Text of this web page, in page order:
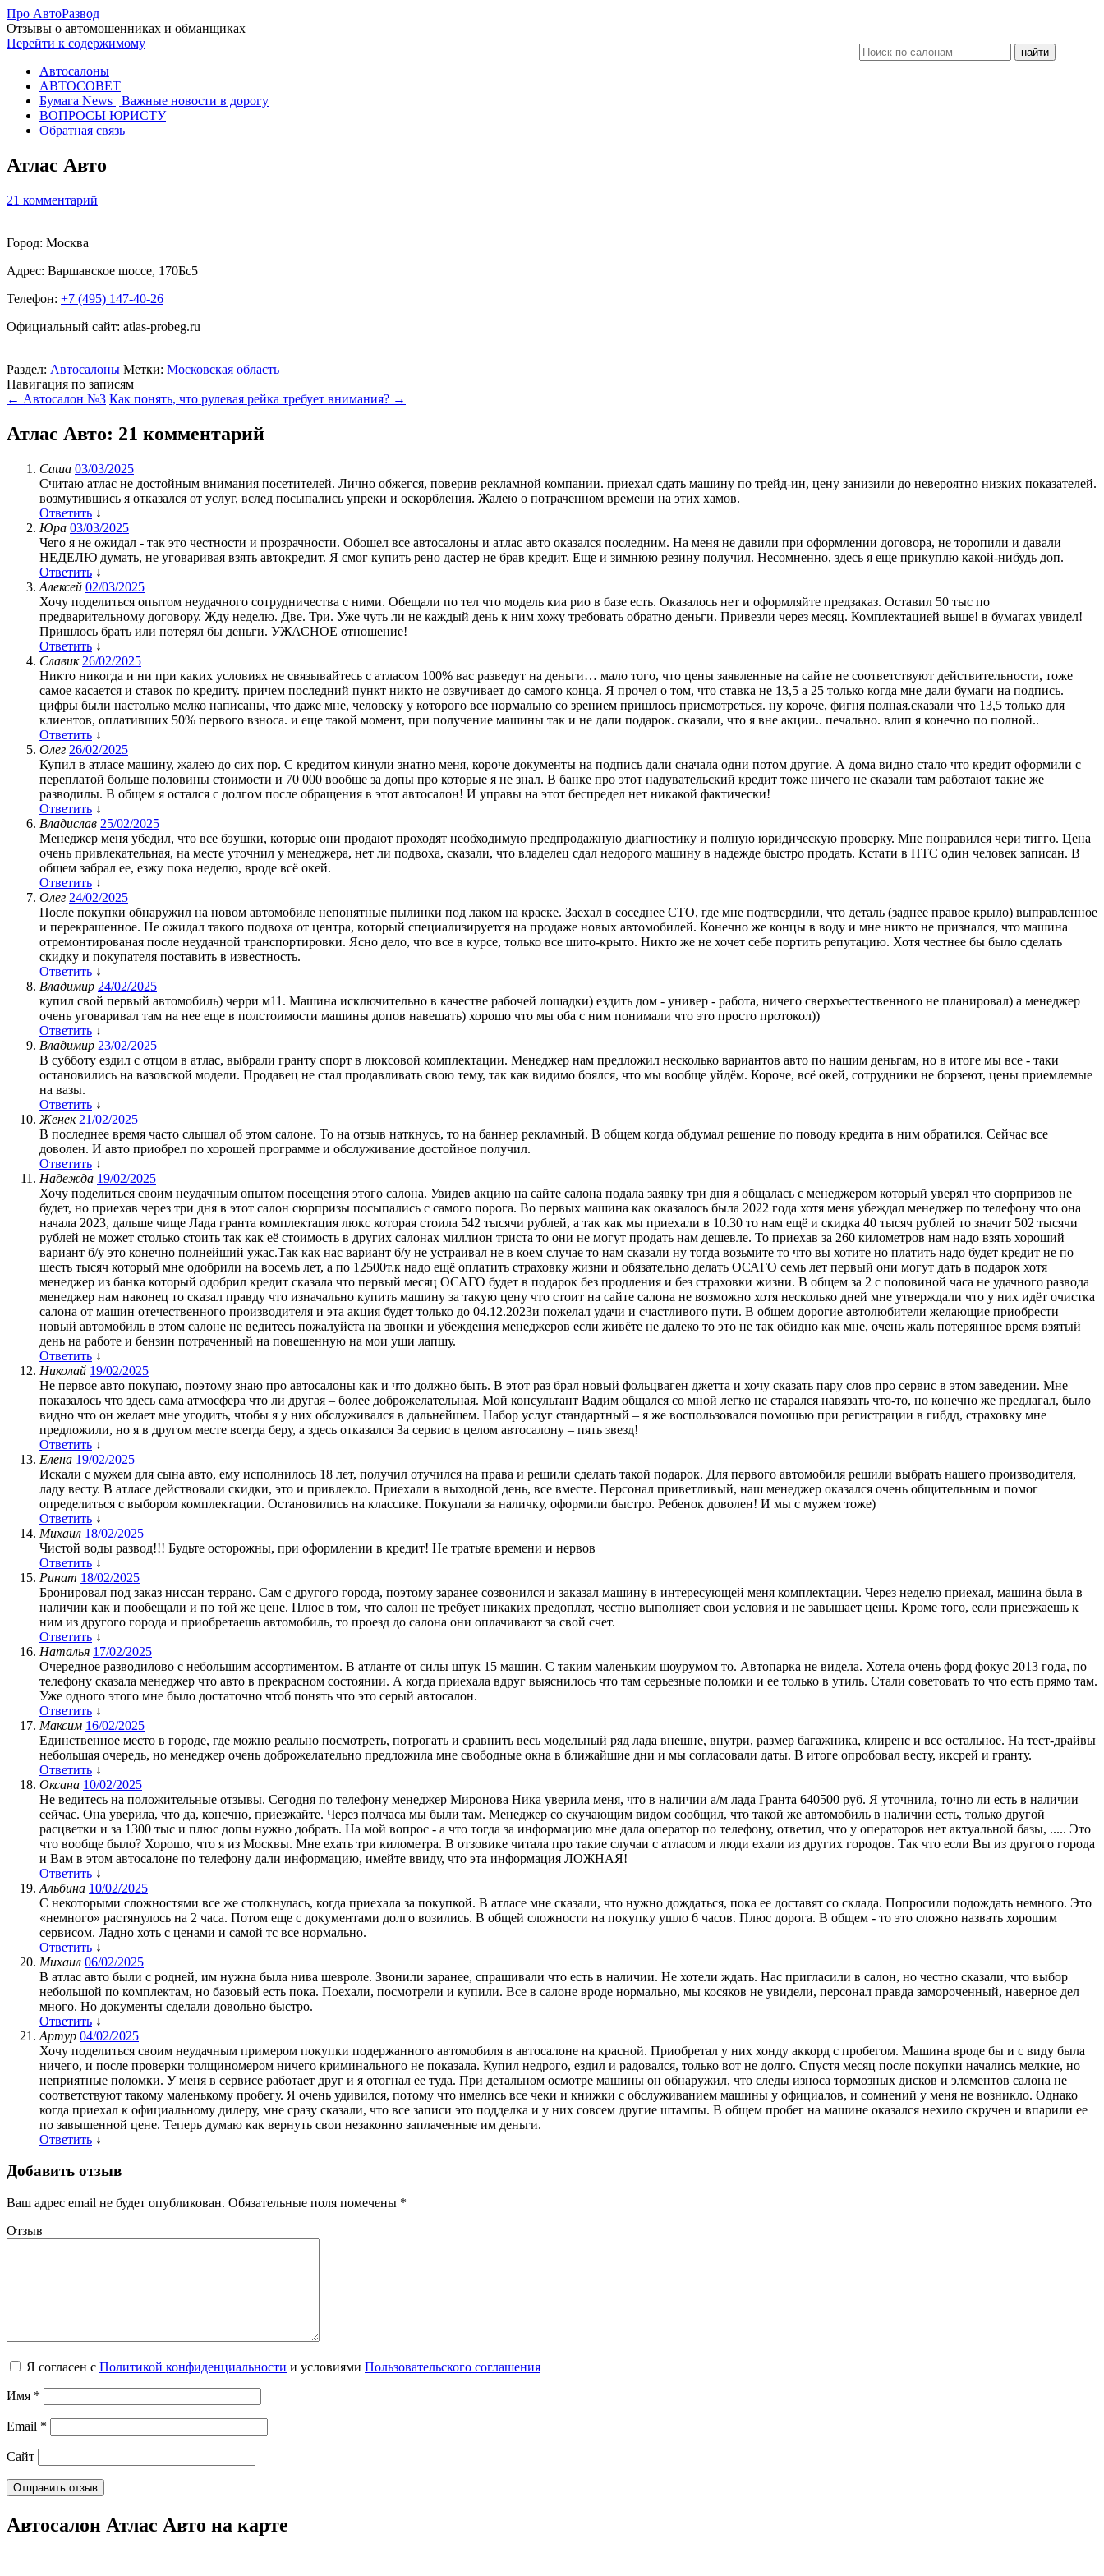
Про АвтоРазвод
Отзывы о автомошенниках и обманщиках
Перейти к содержимому
Автосалоны
АВТОСОВЕТ
Бумага News | Важные новости в дорогу
ВОПРОСЫ ЮРИСТУ
Обратная связь
Атлас Авто
21 комментарий
Город: Москва
Адрес: Варшавское шоссе, 170Бс5
Телефон: +7 (495) 147-40-26
Официальный сайт: atlas-probeg.ru
Раздел: Автосалоны Метки: Московская область
Навигация по записям
← Автосалон №3 Как понять, что рулевая рейка требует внимания? →
Атлас Авто: 21 комментарий
Саша 03/03/2025
Считаю атлас не достойным внимания посетителей. Лично обжегся, поверив рекламной компании. приехал сдать машину по трейд-ин, цену занизили до невероятно низких показателей.
возмутившись я отказался от услуг, вслед посыпались упреки и оскорбления. Жалею о потраченном времени на этих хамов.
Ответить ↓
Юра 03/03/2025
Чего я не ожидал - так это честности и прозрачности. Обошел все автосалоны и атлас авто оказался последним. На меня не давили при оформлении договора, не торопили и давали
НЕДЕЛЮ думать, не уговаривая взять автокредит. Я смог купить рено дастер не брав кредит. Еще и зимнюю резину получил. Несомненно, здесь я еще прикуплю какой-нибудь доп.
Ответить ↓
Алексей 02/03/2025
Хочу поделиться опытом неудачного сотрудничества с ними. Обещали по тел что модель киа рио в базе есть. Оказалось нет и оформляйте предзаказ. Оставил 50 тыс по
предварительному договору. Жду неделю. Две. Три. Уже чуть ли не каждый день к ним хожу требовать обратно деньги. Привезли через месяц. Комплектацией выше! в бумагах увидел!
Пришлось брать или потерял бы деньги. УЖАСНОЕ отношение!
Ответить ↓
Славик 26/02/2025
Никто никогда и ни при каких условиях не связывайтесь с атласом 100% вас разведут на деньги… мало того, что цены заявленные на сайте не соответствуют действительности, тоже
самое касается и ставок по кредиту. причем последний пункт никто не озвучивает до самого конца. Я прочел о том, что ставка не 13,5 а 25 только когда мне дали бумаги на подпись.
цифры были настолько мелко написаны, что даже мне, человеку у которого все нормально со зрением пришлось присмотреться. ну короче, фигня полная.сказали что 13,5 только для
клиентов, оплативших 50% первого взноса. и еще такой момент, при получение машины так и не дали подарок. сказали, что я вне акции.. печально. влип я конечно по полной..
Ответить ↓
Олег 26/02/2025
Купил в атласе машину, жалею до сих пор. С кредитом кинули знатно меня, короче документы на подпись дали сначала одни потом другие. А дома видно стало что кредит оформили с
переплатой больше половины стоимости и 70 000 вообще за допы про которые я не знал. В банке про этот надувательский кредит тоже ничего не сказали там работают такие же
разводилы. В общем я остался с долгом после обращения в этот автосалон! И управы на этот беспредел нет никакой фактически!
Ответить ↓
Владислав 25/02/2025
Менеджер меня убедил, что все бэушки, которые они продают проходят необходимую предпродажную диагностику и полную юридическую проверку. Мне понравился чери тигго. Цена
очень привлекательная, на месте уточнил у менеджера, нет ли подвоха, сказали, что владелец сдал недорого машину в надежде быстро продать. Кстати в ПТС один человек записан. В
общем забрал ее, езжу пока неделю, вроде всё окей.
Ответить ↓
Олег 24/02/2025
После покупки обнаружил на новом автомобиле непонятные пылинки под лаком на краске. Заехал в соседнее СТО, где мне подтвердили, что деталь (заднее правое крыло) выправленное
и перекрашенное. Не ожидал такого подвоха от центра, который специализируется на продаже новых автомобилей. Конечно же концы в воду и мне никто не признался, что машина
отремонтированая после неудачной транспортировки. Ясно дело, что все в курсе, только все шито-крыто. Никто же не хочет себе портить репутацию. Хотя честнее бы было сделать
скидку и покупателя поставить в известность.
Ответить ↓
Владимир 24/02/2025
купил свой первый автомобиль) черри м11. Машина исключительно в качестве рабочей лошадки) ездить дом - универ - работа, ничего сверхъестественного не планировал) а менеджер
очень уговаривал там на нее еще в полстоимости машины допов навешать) хорошо что мы оба с ним понимали что это просто протокол))
Ответить ↓
Владимир 23/02/2025
В субботу ездил с отцом в атлас, выбрали гранту спорт в люксовой комплектации. Менеджер нам предложил несколько вариантов авто по нашим деньгам, но в итоге мы все - таки
остановились на вазовской модели. Продавец не стал продавливать свою тему, так как видимо боялся, что мы вообще уйдём. Короче, всё окей, сотрудники не борзеют, цены приемлемые
на вазы.
Ответить ↓
Женек 21/02/2025
В последнее время часто слышал об этом салоне. То на отзыв наткнусь, то на баннер рекламный. В общем когда обдумал решение по поводу кредита в ним обратился. Сейчас все
доволен. И авто приобрел по хорошей программе и обслуживание достойное получил.
Ответить ↓
Надежда 19/02/2025
Хочу поделиться своим неудачным опытом посещения этого салона. Увидев акцию на сайте салона подала заявку три дня я общалась с менеджером который уверял что сюрпризов не
будет, но приехав через три дня в этот салон сюрпризы посыпались с самого порога. Во первых машина как оказалось была 2022 года хотя меня убеждал менеджер по телефону что она
начала 2023, дальше чище Лада гранта комплектация люкс которая стоила 542 тысячи рублей, а так как мы приехали в 10.30 то нам ещё и скидка 40 тысяч рублей то значит 502 тысячи
рублей не может столько стоить так как её стоимость в других салонах миллион триста то они не могут продать нам дешевле. То приехав за 260 километров нам надо взять хороший
вариант б/у это конечно полнейший ужас.Так как нас вариант б/у не устраивал не в коем случае то нам сказали ну тогда возьмите то что вы хотите но платить надо будет кредит не по
шесть тысяч который мне одобрили на восемь лет, а по 12500т.к надо ещё оплатить страховку жизни и обязательно делать ОСАГО семь лет первый они могут дать в подарок хотя
менеджер из банка который одобрил кредит сказала что первый месяц ОСАГО будет в подарок без продления и без страховки жизни. В общем за 2 с половиной часа не удачного развода
менеджер нам наконец то сказал правду что изначально купить машину за такую цену что стоит на сайте салона не возможно хотя несколько дней мне утверждали что у них идёт очистка
салона от машин отечественного производителя и эта акция будет только до 04.12.2023и пожелал удачи и счастливого пути. В общем дорогие автолюбители желающие приобрести
новый автомобиль в этом салоне не ведитесь пожалуйста на звонки и убеждения менеджеров если живёте не далеко то это не так обидно как мне, очень жаль потерянное время взятый
день на работе и бензин потраченный на повешенную на мои уши лапшу.
Ответить ↓
Николай 19/02/2025
Не первое авто покупаю, поэтому знаю про автосалоны как и что должно быть. В этот раз брал новый фольцваген джетта и хочу сказать пару слов про сервис в этом заведении. Мне
показалось что здесь сама атмосфера что ли другая – более доброжелательная. Мой консультант Вадим общался со мной легко не старался навязать что-то, но конечно же предлагал, было
видно что он желает мне угодить, чтобы я у них обслуживался в дальнейшем. Набор услуг стандартный – я же воспользовался помощью при регистрации в гибдд, страховку мне
предложили, но я в другом месте всегда беру, а здесь отказался За сервис в целом автосалону – пять звезд!
Ответить ↓
Елена 19/02/2025
Искали с мужем для сына авто, ему исполнилось 18 лет, получил отучился на права и решили сделать такой подарок. Для первого автомобиля решили выбрать нашего производителя,
ладу весту. В атласе действовали скидки, это и привлекло. Приехали в выходной день, все вместе. Персонал приветливый, наш менеджер оказался очень общительным и помог
определиться с выбором комплектации. Остановились на классике. Покупали за наличку, оформили быстро. Ребенок доволен! И мы с мужем тоже)
Ответить ↓
Михаил 18/02/2025
Чистой воды развод!!! Будьте осторожны, при оформлении в кредит! Не тратьте времени и нервов
Ответить ↓
Ринат 18/02/2025
Бронировал под заказ ниссан террано. Сам с другого города, поэтому заранее созвонился и заказал машину в интересующей меня комплектации. Через неделю приехал, машина была в
наличии как и пообещали и по той же цене. Плюс в том, что салон не требует никаких предоплат, честно выполняет свои условия и не завышает цены. Кроме того, если приезжаешь к
ним из другого города и приобретаешь автомобиль, то проезд до салона они оплачивают за свой счет.
Ответить ↓
Наталья 17/02/2025
Очередное разводилово с небольшим ассортиментом. В атланте от силы штук 15 машин. С таким маленьким шоурумом то. Автопарка не видела. Хотела очень форд фокус 2013 года, по
телефону сказала менеджер что авто в прекрасном состоянии. А когда приехала вдруг выяснилось что там серьезные поломки и ее только в утиль. Стали советовать то что есть прямо там.
Уже одного этого мне было достаточно чтоб понять что это серый автосалон.
Ответить ↓
Максим 16/02/2025
Единственное место в городе, где можно реально посмотреть, потрогать и сравнить весь модельный ряд лада внешне, внутри, размер багажника, клиренс и все остальное. На тест-драйвы
небольшая очередь, но менеджер очень доброжелательно предложила мне свободные окна в ближайшие дни и мы согласовали даты. В итоге опробовал весту, иксрей и гранту.
Ответить ↓
Оксана 10/02/2025
Не ведитесь на положительные отзывы. Сегодня по телефону менеджер Миронова Ника уверила меня, что в наличии а/м лада Гранта 640500 руб. Я уточнила, точно ли есть в наличии
сейчас. Она уверила, что да, конечно, приезжайте. Через полчаса мы были там. Менеджер со скучающим видом сообщил, что такой же автомобиль в наличии есть, только другой
расцветки и за 1300 тыс и плюс допы нужно добрать. На мой вопрос - а что тогда за информацию мне дала оператор по телефону, ответил, что у операторов нет актуальной базы, ..... Это
что вообще было? Хорошо, что я из Москвы. Мне ехать три километра. В отзовике читала про такие случаи с атласом и люди ехали из других городов. Так что если Вы из другого города
и Вам в этом автосалоне по телефону дали информацию, имейте ввиду, что эта информация ЛОЖНАЯ!
Ответить ↓
Альбина 10/02/2025
С некоторыми сложностями все же столкнулась, когда приехала за покупкой. В атласе мне сказали, что нужно дождаться, пока ее доставят со склада. Попросили подождать немного. Это
«немного» растянулось на 2 часа. Потом еще с документами долго возились. В общей сложности на покупку ушло 6 часов. Плюс дорога. В общем - то это сложно назвать хорошим
сервисом. Ладно хоть с ценами и самой тс все нормально.
Ответить ↓
Михаил 06/02/2025
В атлас авто были с родней, им нужна была нива шевроле. Звонили заранее, спрашивали что есть в наличии. Не хотели ждать. Нас пригласили в салон, но честно сказали, что выбор
небольшой по комплектам, но базовый есть пока. Поехали, посмотрели и купили. Все в салоне вроде нормально, мы косяков не увидели, персонал правда замороченный, наверное дел
много. Но документы сделали довольно быстро.
Ответить ↓
Артур 04/02/2025
Хочу поделиться своим неудачным примером покупки подержанного автомобиля в автосалоне на красной. Приобретал у них хонду аккорд с пробегом. Машина вроде бы и с виду была
ничего, и после проверки толщиномером ничего криминального не показала. Купил недрого, ездил и радовался, только вот не долго. Спустя месяц после покупки начались мелкие, но
неприятные поломки. У меня в сервисе работает друг и я отогнал ее туда. При детальном осмотре машины он обнаружил, что следы износа тормозных дисков и элементов салона не
соответствуют такому маленькому пробегу. Я очень удивился, потому что имелись все чеки и книжки с обслуживанием машины у официалов, и сомнений у меня не возникло. Однако
когда приехал к официальному дилеру, мне сразу сказали, что все записи это подделка и у них совсем другие штампы. В общем пробег на машине оказался нехило скручен и впарили ее
по завышенной цене. Теперь думаю как вернуть свои незаконно заплаченные им деньги.
Ответить ↓
Добавить отзыв
Ваш адрес email не будет опубликован. Обязательные поля помечены *
Отзыв
Я согласен с Политикой конфиденциальности и условиями Пользовательского соглашения
Имя *
Email *
Сайт
Автосалон Атлас Авто на карте